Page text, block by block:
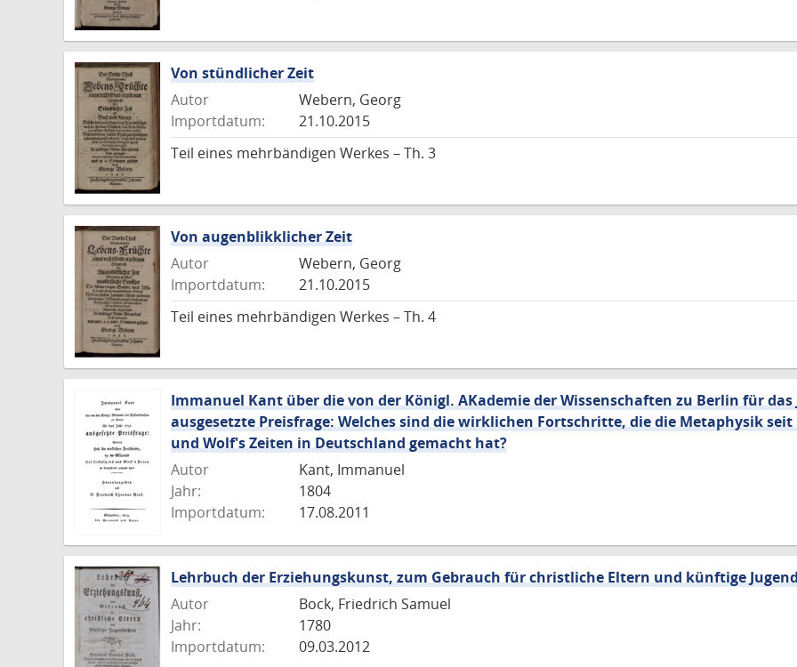
Von stündlicher Zeit
Autor
Webern, Georg
Importdatum:
21.10.2015
Teil eines mehrbändigen Werkes – Th. 3
Von augenblikklicher Zeit
Autor
Webern, Georg
Importdatum:
21.10.2015
Teil eines mehrbändigen Werkes – Th. 4
Immanuel Kant über die von der Königl. AKademie der Wissenschaften zu Berlin für das
ausgesetzte Preisfrage: Welches sind die wirklichen Fortschritte, die die Metaphysik
und Wolf's Zeiten in Deutschland gemacht hat?
Autor
Kant, Immanuel
Jahr:
1804
Importdatum:
17.08.2011
Lehrbuch der Erziehungskunst, zum Gebrauch für christliche Eltern und künftige
Autor
Bock, Friedrich Samuel
Jahr:
1780
Importdatum:
09.03.2012